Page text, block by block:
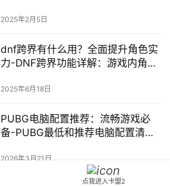
2025年2月5日
dnf跨界有什么用？全面提升角色实
力-DNF跨界功能详解：游戏内角色
2025年6月18日
PUBG电脑配置推荐：流畅游戏必
备-PUBG最低和推荐电脑配置清单
2026年3月21日
点我进入卡盟2